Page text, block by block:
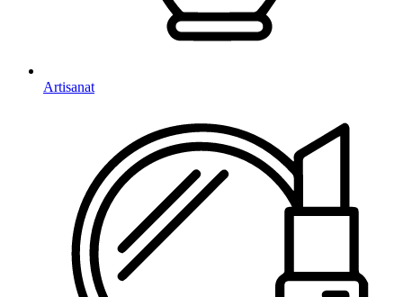
Artisanat